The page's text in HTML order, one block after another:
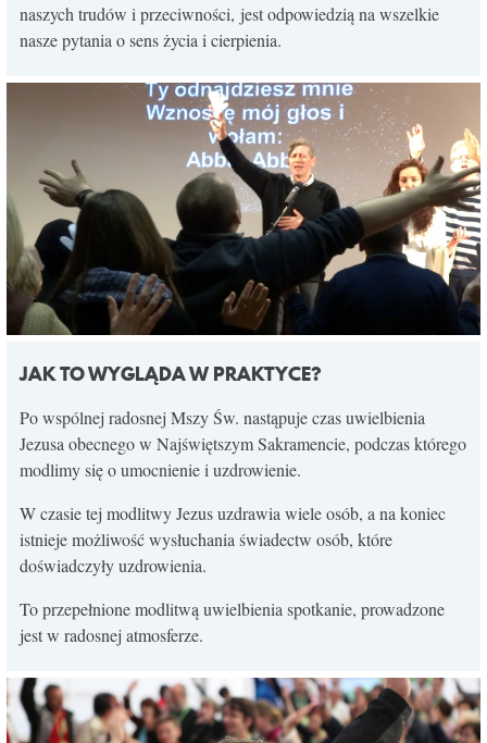
naszych trudów i przeciwności, jest odpowiedzią na wszelkie
nasze pytania o sens życia i cierpienia.
JAK TO WYGLĄDA W PRAKTYCE?
Po wspólnej radosnej Mszy Św. nastąpuje czas uwielbienia
Jezusa obecnego w Najświętszym Sakramencie, podczas którego
modlimy się o umocnienie i uzdrowienie.
W czasie tej modlitwy Jezus uzdrawia wiele osób, a na koniec
istnieje możliwość wysłuchania świadectw osób, które
doświadczyły uzdrowienia.
To przepełnione modlitwą uwielbienia spotkanie, prowadzone
jest w radosnej atmosferze.